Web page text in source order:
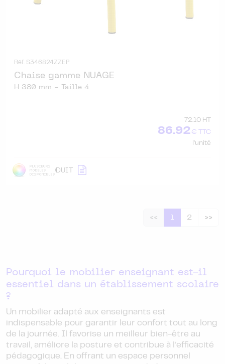
Réf. S346824ZZEP
Chaise gamme NUAGE
H 380 mm - Taille 4
72.10 HT
86.92€ TTC
l'unité
DÉTAILPRODUIT
<< 1 2 >>
Pourquoi le mobilier enseignant est-il
essentiel dans un établissement scolaire
?
Un mobilier adapté aux enseignants est
indispensable pour garantir leur confort tout au long
de la journée. Il favorise un meilleur bien-être au
travail, améliore la posture et contribue à l’efficacité
pédagogique. En offrant un espace personnel